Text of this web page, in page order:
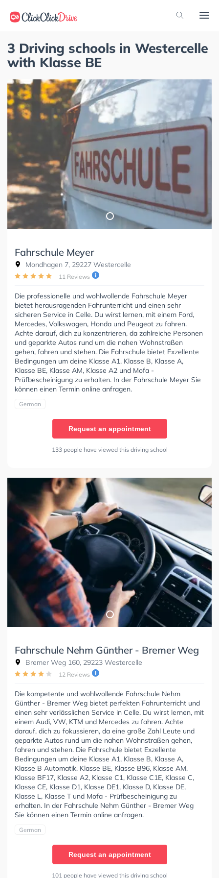
3 Driving schools in Westercelle
with Klasse BE
Fahrschule Meyer
Mondhagen 7, 29227 Westercelle
11 Reviews
Die professionelle und wohlwollende Fahrschule Meyer
bietet herausragenden Fahrunterricht und einen sehr
sicheren Service in Celle. Du wirst lernen, mit einem Ford,
Mercedes, Volkswagen, Honda und Peugeot zu fahren.
Achte darauf, dich zu konzentrieren, da zahlreiche Personen
und geparkte Autos rund um die nahen Wohnstraßen
gehen, fahren und stehen. Die Fahrschule bietet Exzellente
Bedingungen um deine Klasse A1, Klasse B, Klasse A,
Klasse BE, Klasse AM, Klasse A2 und Mofa -
Prüfbescheinigung zu erhalten. In der Fahrschule Meyer Sie
können einen Termin online anfragen.
German
Request an appointment
133 people have viewed this driving school
Fahrschule Nehm Günther - Bremer Weg
Bremer Weg 160, 29223 Westercelle
12 Reviews
Die kompetente und wohlwollende Fahrschule Nehm
Günther - Bremer Weg bietet perfekten Fahrunterricht und
einen sehr verlässlichen Service in Celle. Du wirst lernen, mit
einem Audi, VW, KTM und Mercedes zu fahren. Achte
darauf, dich zu fokussieren, da eine große Zahl Leute und
geparkte Autos rund um die nahen Wohnstraßen gehen,
fahren und stehen. Die Fahrschule bietet Exzellente
Bedingungen um deine Klasse A1, Klasse B, Klasse A,
Klasse B Automatik, Klasse BE, Klasse B96, Klasse AM,
Klasse BF17, Klasse A2, Klasse C1, Klasse C1E, Klasse C,
Klasse CE, Klasse D1, Klasse DE1, Klasse D, Klasse DE,
Klasse L, Klasse T und Mofa - Prüfbescheinigung zu
erhalten. In der Fahrschule Nehm Günther - Bremer Weg
Sie können einen Termin online anfragen.
German
Request an appointment
101 people have viewed this driving school